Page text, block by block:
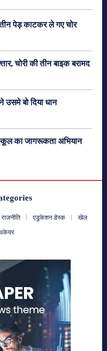
पेड़ काटकर ले गए चोर
चोरी की तीन बाइक बरामद
उसमे बो दिया धान
का जागरूकता अभियान
राजनीति एडुकेशन डेस्क
खेल